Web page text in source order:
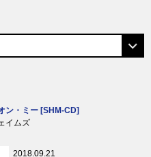
ン・ミー [SHM-CD]
イムズ
2018.09.21